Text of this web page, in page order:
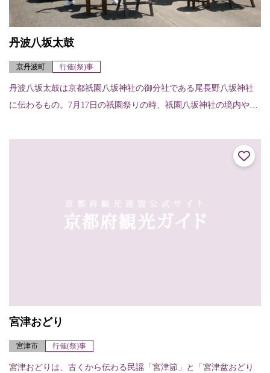
丹波八坂太鼓
京丹波町 行催(祭)事
丹波八坂太鼓は京都祇園八坂神社の御分社である尾長野八坂神社
に伝わるもの。7月17日の祇園祭りの時、祇園八坂神社の境内や石
の尾長野八坂神...
宮津おどり
宮津市 行催(祭)事
宮津おどりは、古くから伝わる民謡「宮津節」と「宮津盆おどり